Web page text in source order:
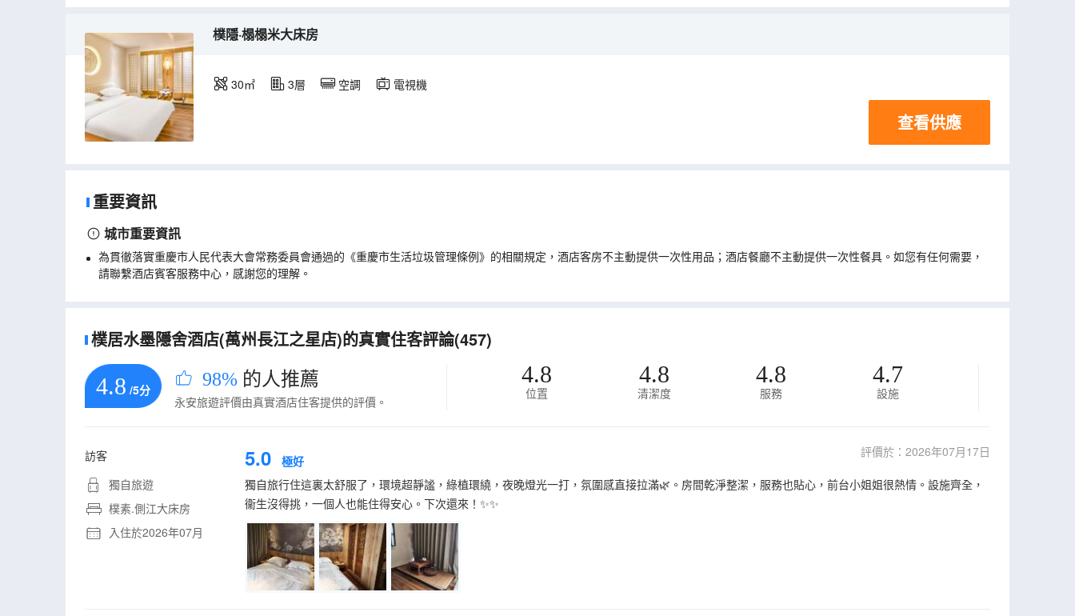
樸隱·榻榻米大床房
30㎡ 3層 空調 電視機
查看供應
重要資訊
城市重要資訊
為貫徹落實重慶市人民代表大會常務委員會通過的《重慶市生活垃圾管理條例》的相關規定，酒店客房不主動提供一次性用品；酒店餐廳不主動提供一次性餐具。如您有任何需要，
請聯繫酒店賓客服務中心，感謝您的理解。
樸居水墨隱舍酒店(萬州長江之星店)的真實住客評論(457)
4.8 /5分 98% 的人推薦
永安旅遊評價由真實酒店住客提供的評價。
4.8
位置
4.8
清潔度
4.8
服務
4.7
設施
訪客
獨自旅遊
樸素.側江大床房
入住於2026年07月
5.0 極好
評價於：2026年07月17日
獨自旅行住這裏太舒服了，環境超靜謐，綠植環繞，夜晚燈光一打，氛圍感直接拉滿🌿。房間乾淨整潔，服務也貼心，前台小姐姐很熱情。設施齊全，
衞生沒得挑，一個人也能住得安心。下次還來！✨✨